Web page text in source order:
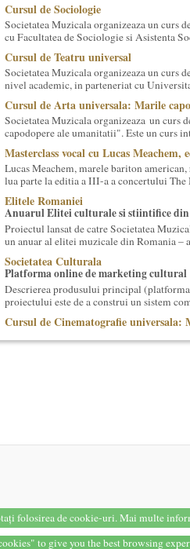
Cursul de Sociologie
Societatea Muzicala organizeaza un curs
cu Facultatea de Sociologie si Asistenta
Cursul de Teatru universal
Societatea Muzicala organizeaza un curs
nivel academic, in parteneriat cu
Cursul de Arta universala: Marile
Societatea Muzicala organizeaza un curs
capodopere ale umanitatii". Este un curs
Masterclass vocal cu Lucas Meachem,
Lucas Meachem, marele bariton
lua parte la editia a III-a a concertului
Elitele Romaniei
Anuarul Elitei culturale si stiintifice
Proiectul lansat de catre Societatea
un anuar al elitei muzicale din Romania –
Societatea Culturala
Platforma online de marketing cultural
Descrierea produsului principal
proiectului este de a construi un sistem
Cursul de Cinematografie universala:
Societatea Muzicala organizeaza un curs
cu durata de doi ani, in parteneriat cu
Cursul de Filosofie generala (anul II)
Societatea Muzicala organizeaza un curs
folosirea de cookie-uri.Mai multe
to give you the best browsing